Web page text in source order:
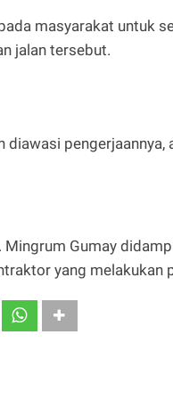
masyarakat untuk
jalan tersebut.
diawasi
Mingrum Gumay
yang melakukan